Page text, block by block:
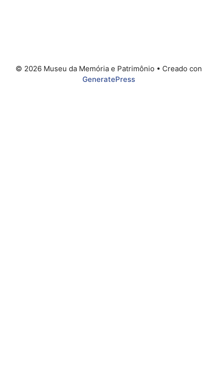
© 2026 Museu da Memória e Patrimônio • Creado con
GeneratePress